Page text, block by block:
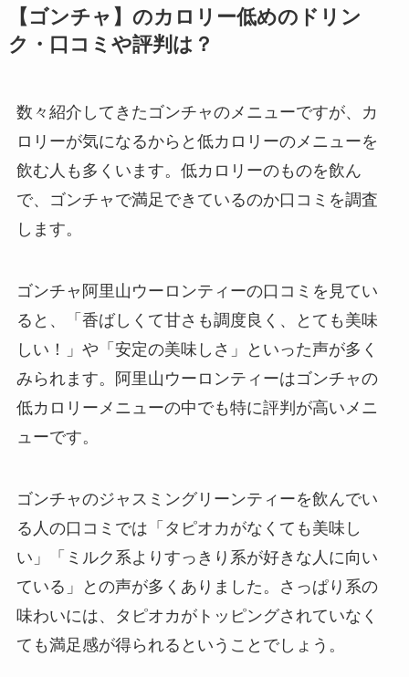
【ゴンチャ】のカロリー低めのドリン
ク・口コミや評判は？
数々紹介してきたゴンチャのメニューですが、カ
ロリーが気になるからと低カロリーのメニューを
飲む人も多くいます。低カロリーのものを飲ん
で、ゴンチャで満足できているのか口コミを調査
します。
ゴンチャ阿里山ウーロンティーの口コミを見てい
ると、「香ばしくて甘さも調度良く、とても美味
しい！」や「安定の美味しさ」といった声が多く
みられます。阿里山ウーロンティーはゴンチャの
低カロリーメニューの中でも特に評判が高いメニ
ューです。
ゴンチャのジャスミングリーンティーを飲んでい
る人の口コミでは「タピオカがなくても美味し
い」「ミルク系よりすっきり系が好きな人に向い
ている」との声が多くありました。さっぱり系の
味わいには、タピオカがトッピングされていなく
ても満足感が得られるということでしょう。